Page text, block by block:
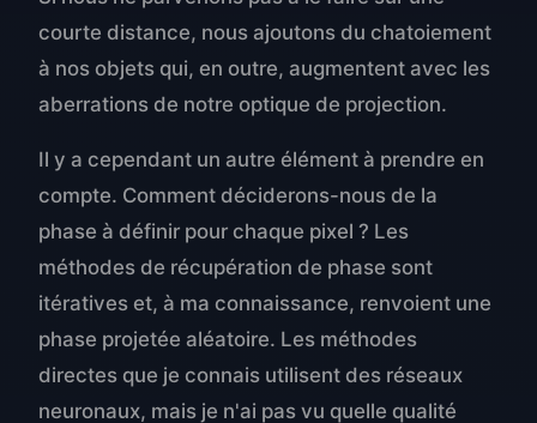
courte distance, nous ajoutons du chatoiement
à nos objets qui, en outre, augmentent avec les
aberrations de notre optique de projection.
Il y a cependant un autre élément à prendre en
compte. Comment déciderons-nous de la
phase à définir pour chaque pixel ? Les
méthodes de récupération de phase sont
itératives et, à ma connaissance, renvoient une
phase projetée aléatoire. Les méthodes
directes que je connais utilisent des réseaux
neuronaux, mais je n'ai pas vu quelle qualité